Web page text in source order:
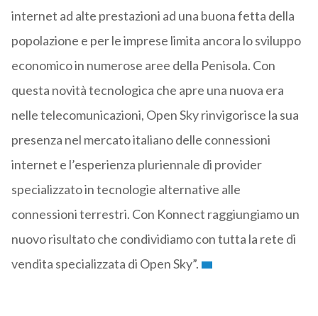
internet ad alte prestazioni ad una buona fetta della
popolazione e per le imprese limita ancora lo sviluppo
economico in numerose aree della Penisola. Con
questa novità tecnologica che apre una nuova era
nelle telecomunicazioni, Open Sky rinvigorisce la sua
presenza nel mercato italiano delle connessioni
internet e l’esperienza pluriennale di provider
specializzato in tecnologie alternative alle
connessioni terrestri. Con Konnect raggiungiamo un
nuovo risultato che condividiamo con tutta la rete di
vendita specializzata di Open Sky”.